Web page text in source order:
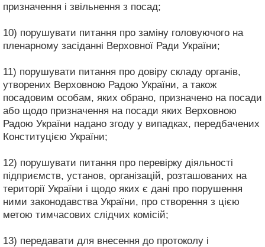
призначення і звільнення з посад;
10) порушувати питання про заміну головуючого на
пленарному засіданні Верховної Ради України;
11) порушувати питання про довіру складу органів,
утворених Верховною Радою України, а також
посадовим особам, яких обрано, призначено на посади
або щодо призначення на посади яких Верховною
Радою України надано згоду у випадках, передбачених
Конституцією України;
12) порушувати питання про перевірку діяльності
підприємств, установ, організацій, розташованих на
території України і щодо яких є дані про порушення
ними законодавства України, про створення з цією
метою тимчасових слідчих комісій;
13) передавати для внесення до протоколу і